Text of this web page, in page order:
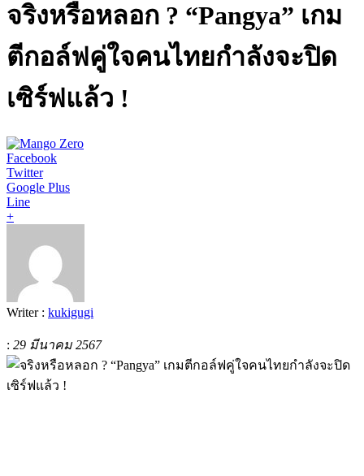
จริงหรือหลอก ? “Pangya” เกม
ตีกอล์ฟคู่ใจคนไทยกำลังจะปิด
เซิร์ฟแล้ว !
Facebook
Twitter
Google Plus
Line
+
Writer : kukigugi
: 29 มีนาคม 2567